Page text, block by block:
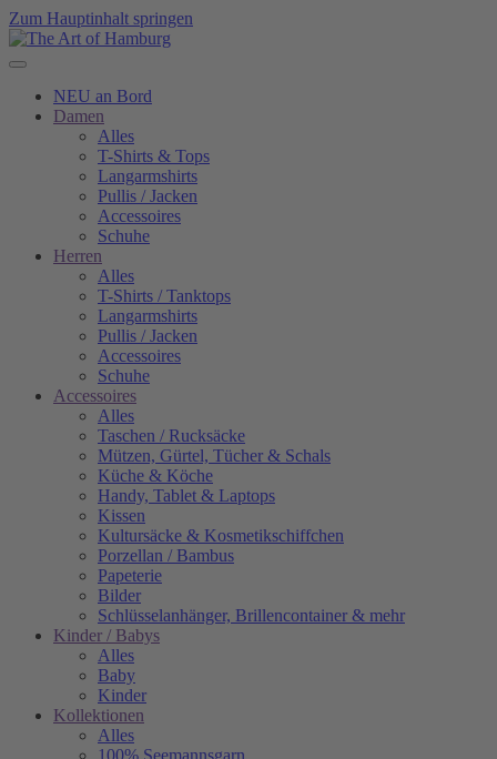
Zum Hauptinhalt springen
NEU an Bord
Damen
Alles
T-Shirts & Tops
Langarmshirts
Pullis / Jacken
Accessoires
Schuhe
Herren
Alles
T-Shirts / Tanktops
Langarmshirts
Pullis / Jacken
Accessoires
Schuhe
Accessoires
Alles
Taschen / Rucksäcke
Mützen, Gürtel, Tücher & Schals
Küche & Köche
Handy, Tablet & Laptops
Kissen
Kultursäcke & Kosmetikschiffchen
Porzellan / Bambus
Papeterie
Bilder
Schlüsselanhänger, Brillencontainer & mehr
Kinder / Babys
Alles
Baby
Kinder
Kollektionen
Alles
100% Seemannsgarn